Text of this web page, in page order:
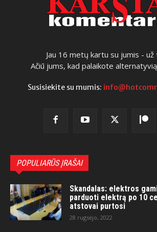
Jau 16 metų kartu su jumis - už
Ačiū jums, kad palaikote
Susisiekite su mumis:
POPULIARŪS ĮRAŠAI
Skandalas: elektros
parduoti elektrą po 10
atstovai purtosi
28 rugsėjo, 2022